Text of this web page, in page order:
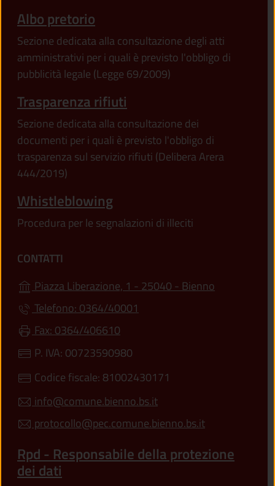
Albo pretorio
Sezione dedicata alla consultazione degli atti
amministrativi per i quali è previsto l'obbligo di
pubblicità legale (Legge 69/2009)
Trasparenza rifiuti
Sezione dedicata alla consultazione dei
documenti per i quali è previsto l'obbligo di
trasparenza sul servizio rifiuti (Delibera Arera
444/2019)
Whistleblowing
Procedura per le segnalazioni di illeciti
CONTATTI
Piazza Liberazione, 1 - 25040 - Bienno
Telefono: 0364/40001
Fax: 0364/406610
P. IVA: 00723590980
Codice fiscale: 81002430171
info@comune.bienno.bs.it
protocollo@pec.comune.bienno.bs.it
Rpd - Responsabile della protezione
dei dati